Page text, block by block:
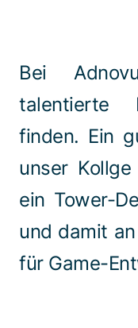
Bei
talentierte
finden. Ein
unser
ein Tower-
und damit
für Game-